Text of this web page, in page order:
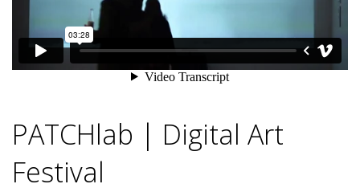
Crear Cuenta
PATCHlab | Digital Art
Festival